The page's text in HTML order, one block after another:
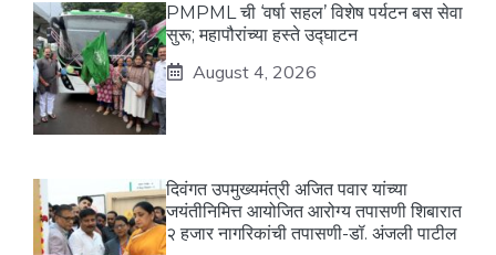
PMPML ची ‘वर्षा सहल’ विशेष पर्यटन बस सेवा
सुरू; महापौरांच्या हस्ते उद्घाटन
August 4, 2026
दिवंगत उपमुख्यमंत्री अजित पवार यांच्या
जयंतीनिमित्त आयोजित आरोग्य तपासणी शिबारात
२ हजार नागरिकांची तपासणी-डॉ. अंजली पाटील